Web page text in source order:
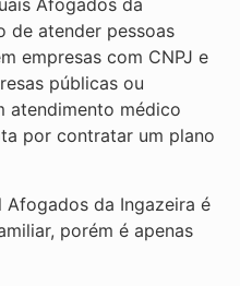
Afogados da
de atender pessoas
empresas com CNPJ e
públicas ou
atendimento médico
por contratar um plano
Afogados da Ingazeira é
porém é apenas